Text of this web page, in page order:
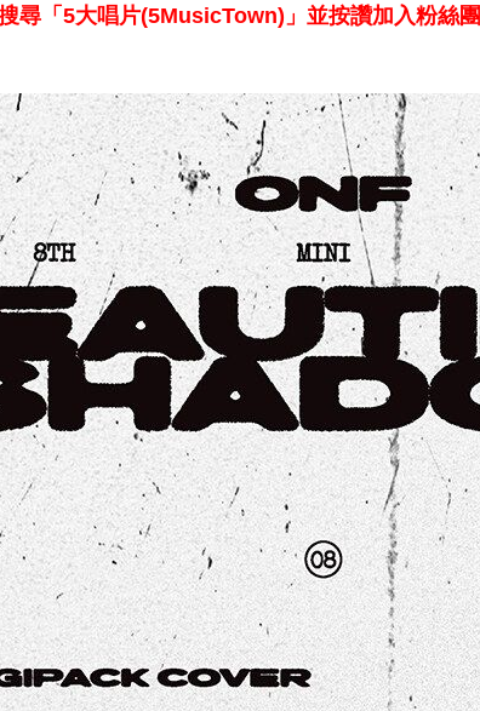
尋「5大唱片(5MusicTown)」並按讚加入粉絲團